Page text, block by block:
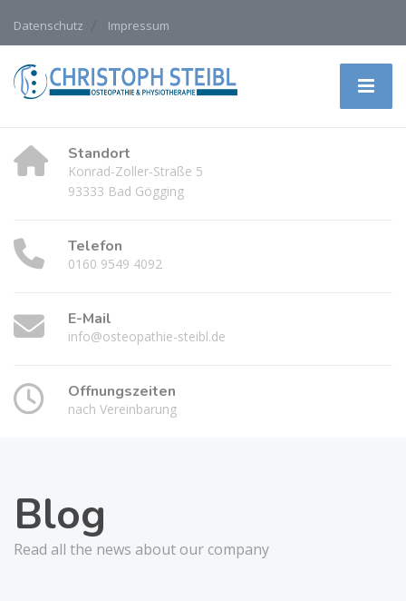
Datenschutz Impressum
Standort
Konrad-Zoller-Straße 5
93333 Bad Gögging
Telefon
0160 9549 4092
E-Mail
info@osteopathie-steibl.de
Öffnungszeiten
nach Vereinbarung
Blog
Read all the news about our company